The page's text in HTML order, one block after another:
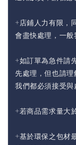
+店鋪人力有限，
會盡快處理，一般
+如訂單為急件請
先處理，但也請
我們都必須接受與
+若商品需求量大
+基於環保之包材